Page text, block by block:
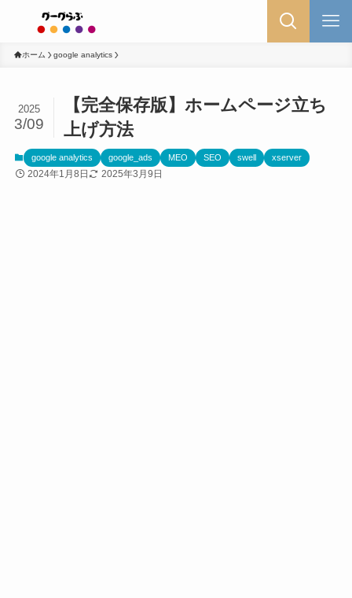
ホーム google analytics
【完全保存版】ホームページ立ち
上げ方法
2025
3/09
google analytics google_ads MEO SEO swell xserver
2024年1月8日 2025年3月9日